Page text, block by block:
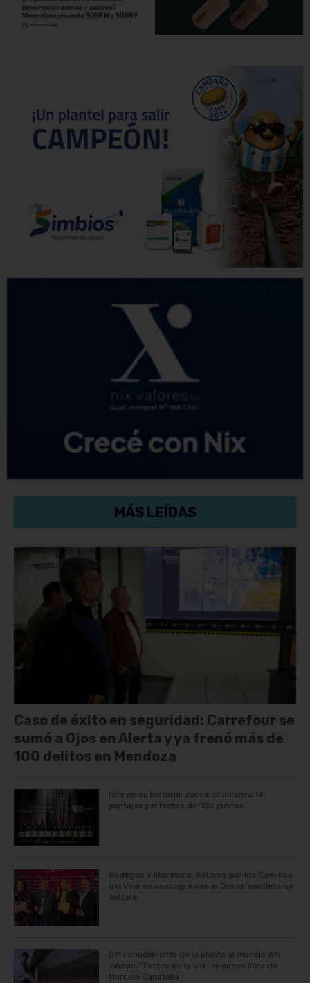
MÁS LEÍDAS
Caso de éxito en seguridad: Carrefour se
sumó a Ojos en Alerta y ya frenó más de
100 delitos en Mendoza
Hito en su historia: Zuccardi alcanza 14
puntajes perfectos de 100 puntos
Bodegas y literatura: Autores por los Caminos
del Vino se consagró con el Oro en enoturismo
cultural
Del conocimiento de la planta al manejo del
viñedo: “Partes de la vid”, el nuevo libro de
Marcelo Canatella